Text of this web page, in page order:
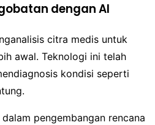
dengan AI
citra medis untuk
awal. Teknologi ini telah
kondisi seperti
pengembangan rencana